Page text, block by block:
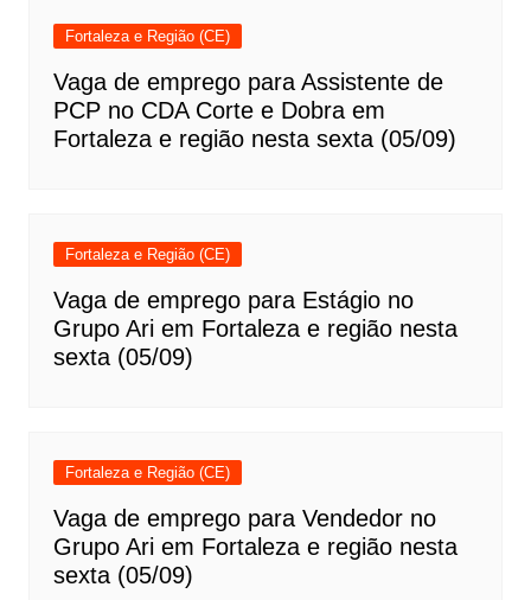
Fortaleza e Região (CE)
Vaga de emprego para Assistente de
PCP no CDA Corte e Dobra em
Fortaleza e região nesta sexta (05/09)
Fortaleza e Região (CE)
Vaga de emprego para Estágio no
Grupo Ari em Fortaleza e região nesta
sexta (05/09)
Fortaleza e Região (CE)
Vaga de emprego para Vendedor no
Grupo Ari em Fortaleza e região nesta
sexta (05/09)